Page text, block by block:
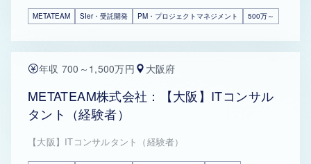
METATEAM SIer・受託開発 PM・プロジェクトマネジメント 500万～
年収 700～1,500万円 大阪府
METATEAM株式会社：【大阪】ITコンサル
タント（経験者）
【大阪】ITコンサルタント（経験者）